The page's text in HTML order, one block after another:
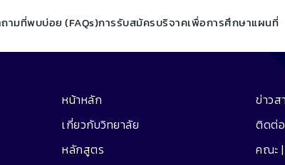
ถามที่พบบ่อย (FAQs)การรับสมัครบริจาคเพื่อการศึกษาแผนที่
หน้าหลัก
เกี่ยวกับวิทยาลัย
หลักสูตร
ข่าวส
ติดต่อ
คณะ